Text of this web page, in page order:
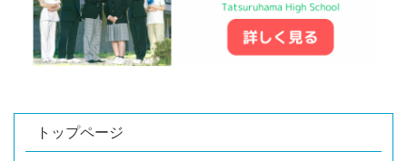
トップページ